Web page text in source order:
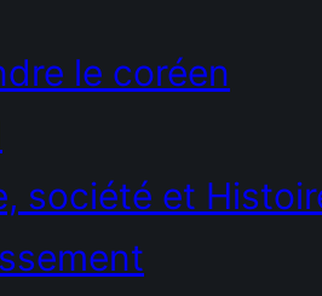
le coréen
société et